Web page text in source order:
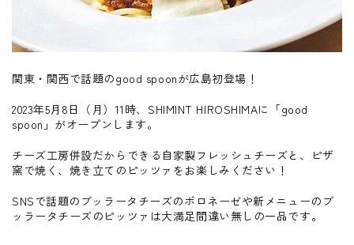
関東・関西で話題のgood spoonが広島初登場！
2023年5月8日（月）11時、SHIMINT HIROSHIMAに「good
spoon」がオープンします。
チーズ工房併設だからできる自家製フレッシュチーズと、ピザ
窯で焼く、焼き立てのピッツァをお楽しみください！
SNSで話題のブッラータチーズのボロネーゼや新メニューのブ
ッラータチーズのピッツァは大満足間違い無しの一品です。